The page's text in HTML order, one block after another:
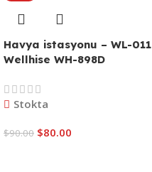
Havya istasyonu – WL-011
Wellhise WH-898D
Stokta
$90.00 $80.00